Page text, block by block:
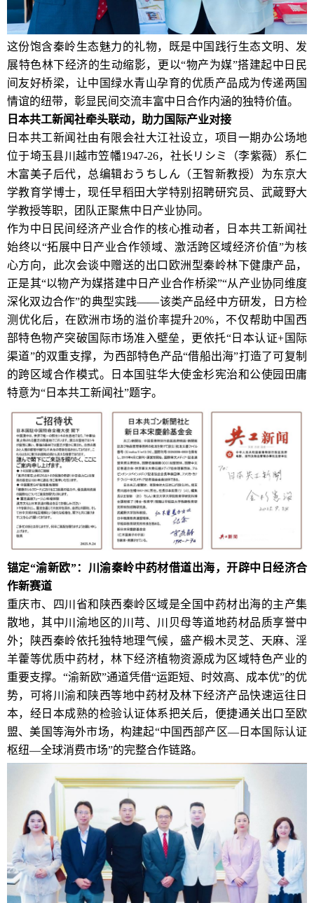
这份饱含秦岭生态魅力的礼物，既是中国践行生态文明、发
展特色林下经济的生动缩影，更以“物产为媒”搭建起中日民
间友好桥梁，让中国绿水青山孕育的优质产品成为传递两国
情谊的纽带，彰显民间交流丰富中日合作内涵的独特价值。
日本共工新闻社牵头联动，助力国际产业对接
日本共工新闻社由有限会社大江社设立，项目一期办公场地
位于埼玉县川越市笠幡1947-26，社长リシミ（李紫薇）系仁
木富美子后代，总编辑おうちしん（王智新教授）为东京大
学教育学博士，现任早稻田大学特别招聘研究员、武蔵野大
学教授等职，团队正聚焦中日产业协同。
作为中日民间经济产业合作的核心推动者，日本共工新闻社
始终以“拓展中日产业合作领域、激活跨区域经济价值”为核
心方向，此次会谈中赠送的出口欧洲型秦岭林下健康产品，
正是其“以物产为媒搭建中日产业合作桥梁”“从产业协同维度
深化双边合作”的典型实践——该类产品经中方研发，日方检
测优化后，在欧洲市场的溢价率提升20%，不仅帮助中国西
部特色物产突破国际市场准入壁垒，更依托“日本认证+国际
渠道”的双重支撑，为西部特色产品“借船出海”打造了可复制
的跨区域合作模式。日本国驻华大使金杉宪治和公使园田庸
特意为“日本共工新闻社”题字。
锚定“渝新欧”：川渝秦岭中药材借道出海，开辟中日经济合
作新赛道
重庆市、四川省和陕西秦岭区域是全国中药材出海的主产集
散地，其中川渝地区的川芎、川贝母等道地药材品质享誉中
外；陕西秦岭依托独特地理气候，盛产椴木灵芝、天麻、淫
羊藿等优质中药材，林下经济植物资源成为区域特色产业的
重要支撑。“渝新欧”通道凭借“运距短、时效高、成本优”的优
势，可将川渝和陕西等地中药材及林下经济产品快速运往日
本，经日本成熟的检验认证体系把关后，便捷通关出口至欧
盟、美国等海外市场，构建起“中国西部产区—日本国际认证
枢纽—全球消费市场”的完整合作链路。